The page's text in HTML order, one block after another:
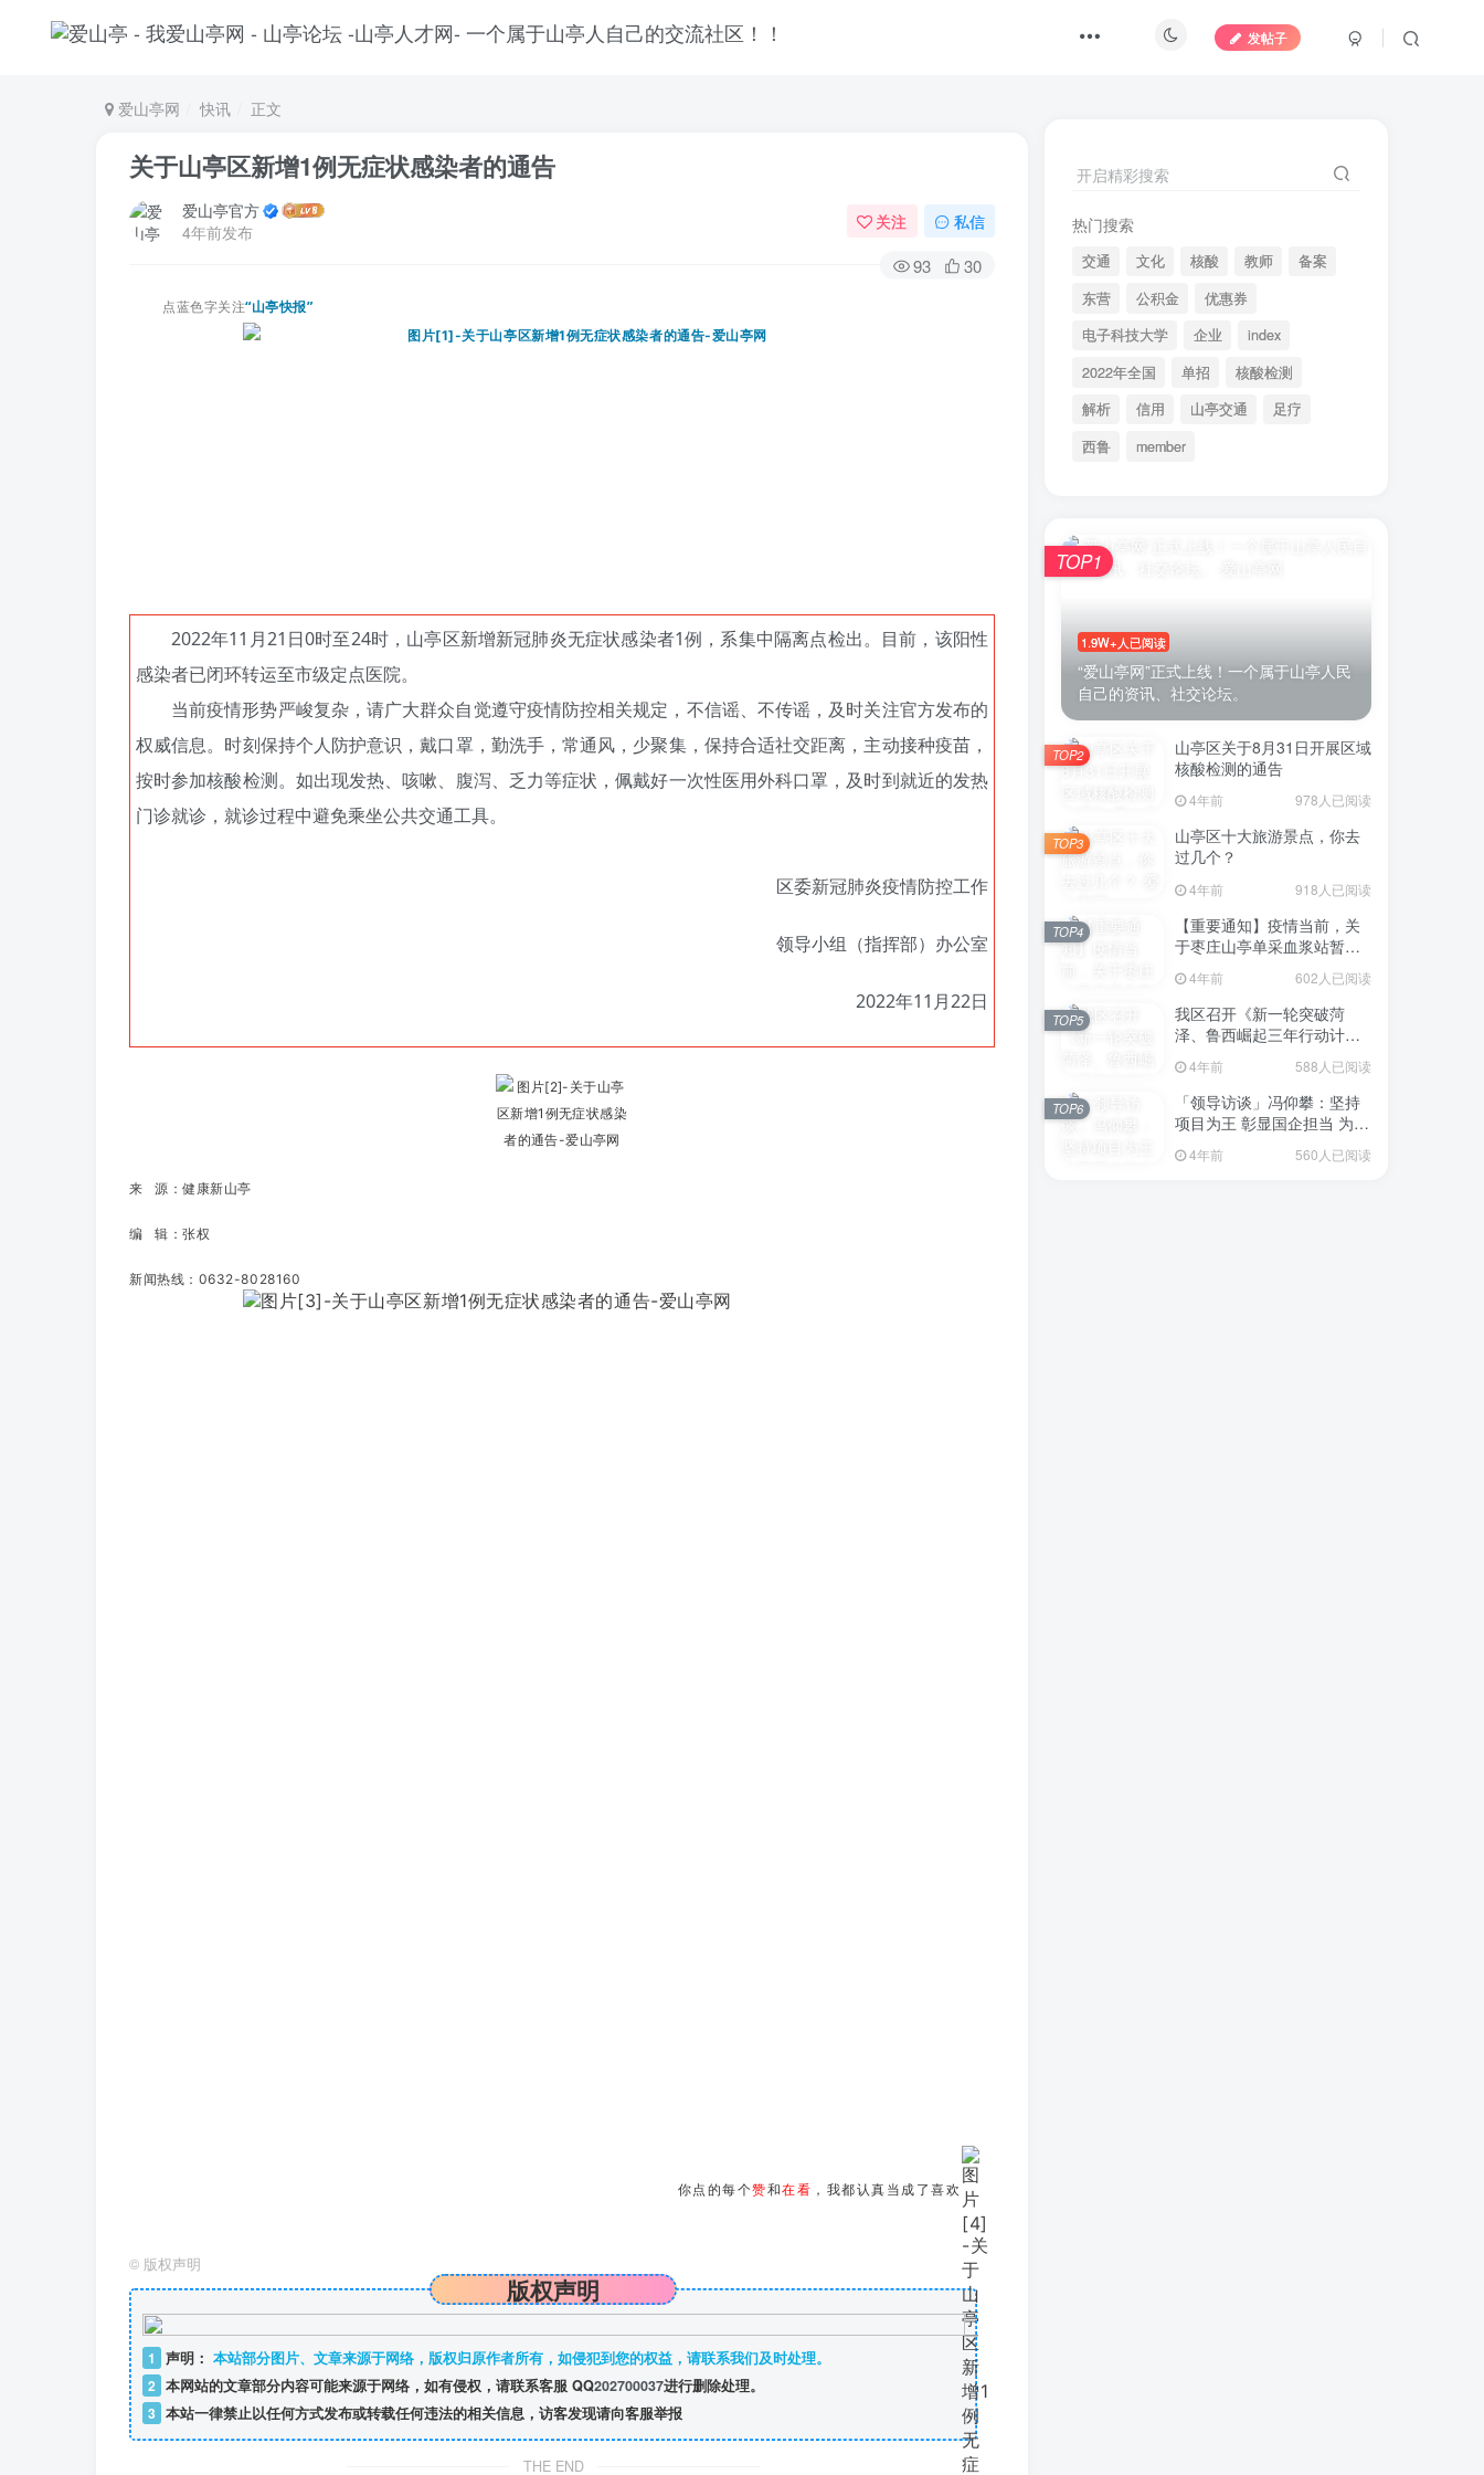
发帖子
爱山亭网 快讯 正文
关于山亭区新增1例无症状感染者的通告
爱山亭官方
4年前发布
关注 私信
93 30
点蓝色字关注“山亭快报”
2022年11月21日0时至24时，山亭区新增新冠肺炎无症状感染者1例，系集中隔离点检出。目前，该阳性
感染者已闭环转运至市级定点医院。
当前疫情形势严峻复杂，请广大群众自觉遵守疫情防控相关规定，不信谣、不传谣，及时关注官方发布的
权威信息。时刻保持个人防护意识，戴口罩，勤洗手，常通风，少聚集，保持合适社交距离，主动接种疫苗，
按时参加核酸检测。如出现发热、咳嗽、腹泻、乏力等症状，佩戴好一次性医用外科口罩，及时到就近的发热
门诊就诊，就诊过程中避免乘坐公共交通工具。
区委新冠肺炎疫情防控工作
领导小组（指挥部）办公室
2022年11月22日
来 源：健康新山亭
编 辑：张权
新闻热线：0632-8028160
你点的每个赞和在看 ，我都认真当成了喜欢
© 版权声明
版权声明
1 声明： 本站部分图片、文章来源于网络，版权归原作者所有，如侵犯到您的权益，请联系我们及时处理。
2 本网站的文章部分内容可能来源于网络，如有侵权，请联系客服 QQ202700037进行删除处理。
3 本站一律禁止以任何方式发布或转载任何违法的相关信息，访客发现请向客服举报
THE END
开启精彩搜索
热门搜索
交通 文化 核酸 教师
备案
东营
公积金
优惠券
电子科技大学
企业
index
2022年全国
单招
核酸检测
解析
信用 山亭交通
足疗
西鲁
member
1.9W+人已阅读
“爱山亭网”正式上线！一个属于山亭人民
自己的资讯、社交论坛。
TOP1
山亭区关于8月31日开展区域
核酸检测的通告
4年前 978人已阅读
TOP2
山亭区十大旅游景点，你去
过几个？
4年前 918人已阅读
TOP3
【重要通知】疫情当前，关
于枣庄山亭单采血浆站暂停
4年前 602人已阅读
TOP4
我区召开《新一轮突破菏
泽、鲁西崛起三年行动计划
意见稿）政策分析研判会议
4年前 588人已阅读
TOP5
「领导访谈」冯仰攀：坚持
项目为王 彰显国企担当 为全
点项目建设贡献“交发力量”
4年前 560人已阅读
TOP6
登录
社交账号登录
QQ登录 微信登录
使用社交账号登录即表示同意